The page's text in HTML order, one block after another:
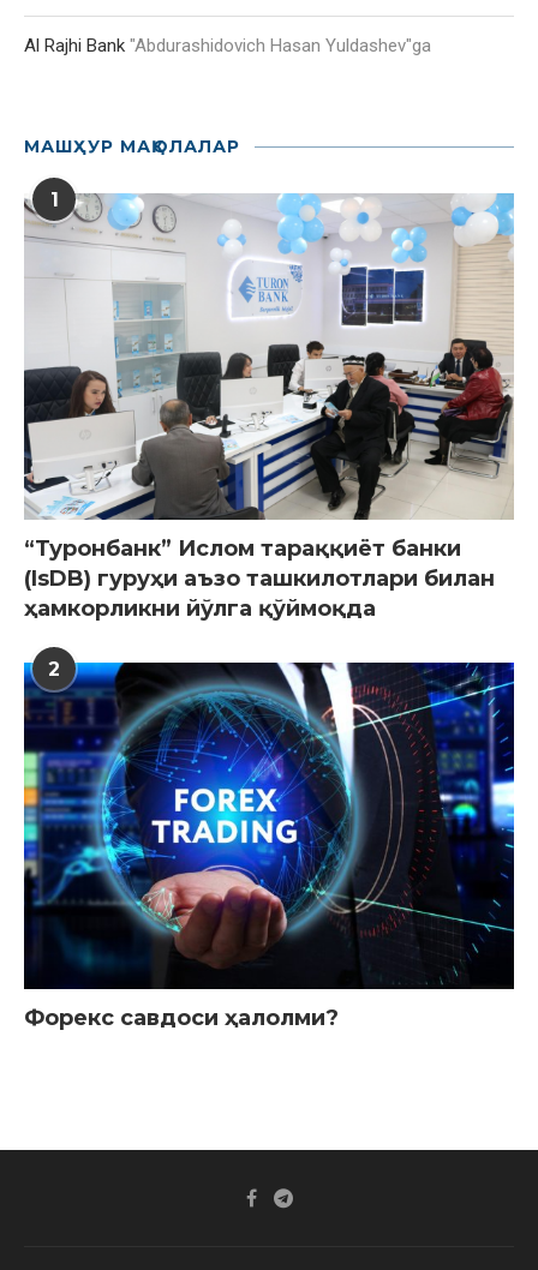
Al Rajhi Bank "Abdurashidovich Hasan Yuldashev"ga
МАШҲУР МАҚОЛАЛАР
1
“Туронбанк” Ислом тараққиёт банки
(IsDB) гуруҳи аъзо ташкилотлари билан
ҳамкорликни йўлга қўймоқда
2
Форекс савдоси ҳалолми?